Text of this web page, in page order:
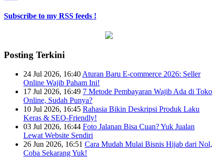
Subscribe to my RSS feeds !
Posting Terkini
24 Jul 2026, 16:40 Aturan Baru E-commerce 2026: Seller
Online Wajib Paham Ini!
17 Jul 2026, 16:49 7 Metode Pembayaran Wajib Ada di Toko
Online, Sudah Punya?
10 Jul 2026, 16:45 Rahasia Bikin Deskripsi Produk Laku
Keras & SEO-Friendly!
03 Jul 2026, 16:44 Foto Jalanan Bisa Cuan? Yuk Jualan
Lewat Website Sendiri
26 Jun 2026, 16:51 Cara Mudah Mulai Bisnis Hijab dari Nol,
Coba Sekarang Yuk!